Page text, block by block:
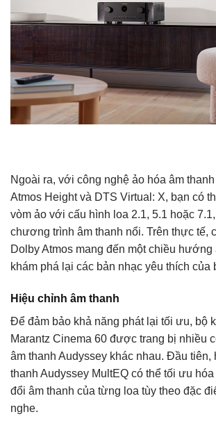
Ngoài ra, với công nghệ ảo hóa âm
Atmos Height và DTS Virtual: X, bạn có
vòm ảo với cấu hình loa 2.1, 5.1 hoặc
chương trình âm thanh nổi. Trên thực tế,
Dolby Atmos mang đến một chiều
khám phá lại các bản nhạc yêu thích của
Hiệu chỉnh âm thanh
Để đảm bảo khả năng phát lại tối ưu, bộ
Marantz Cinema 60 được trang bị nhiều
âm thanh Audyssey khác nhau. Đầu tiên,
thanh Audyssey MultEQ có thể tối ưu
đổi âm thanh của từng loa tùy theo đặc
nghe.